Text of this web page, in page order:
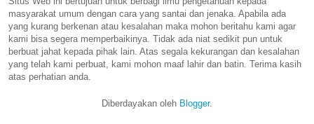
masyarakat umum dengan cara yang santai dan jenaka. Apabila ada
yang kurang berkenan atau kesalahan maka mohon beritahu kami agar
kami bisa segera memperbaikinya. Tidak ada niat sedikit pun untuk
berbuat jahat kepada pihak lain. Atas segala kekurangan dan kesalahan
yang telah kami perbuat, kami mohon maaf lahir dan batin. Terima kasih
atas perhatian anda.
Diberdayakan oleh Blogger.